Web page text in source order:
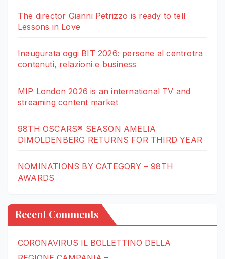
The director Gianni Petrizzo is ready to tell
Lessons in Love
Inaugurata oggi BIT 2026: persone al centrotra
contenuti, relazioni e business
MIP London 2026 is an international TV and
streaming content market
98TH OSCARS® SEASON AMELIA
DIMOLDENBERG RETURNS FOR THIRD YEAR
NOMINATIONS BY CATEGORY – 98TH
AWARDS
Recent Comments
CORONAVIRUS IL BOLLETTINO DELLA